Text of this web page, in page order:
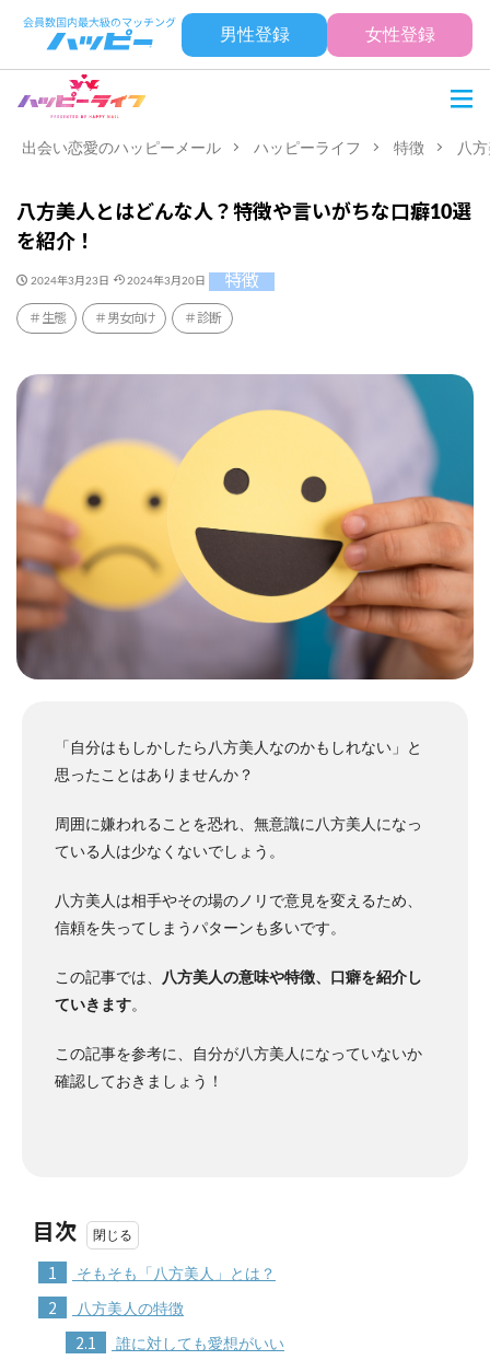
男性登録 女性登録
出会い恋愛のハッピーメール ハッピーライフ 特徴 八
八方美人とはどんな人？特徴や言いがちな口癖10選
を紹介！
2024年3月23日 2024年3月20日 特徴
生態 男女向け 診断
「自分はもしかしたら八方美人なのかもしれない」と
思ったことはありませんか？
周囲に嫌われることを恐れ、無意識に八方美人になっ
ている人は少なくないでしょう。
八方美人は相手やその場のノリで意見を変えるため、
信頼を失ってしまうパターンも多いです。
この記事では、
八方美人の意味や特徴、口癖を紹介し
ていきます。
この記事を参考に、自分が八方美人になっていないか
確認しておきましょう！
目次
1 そもそも「八方美人」とは？
2 八方美人の特徴
2.1 誰に対しても愛想がいい